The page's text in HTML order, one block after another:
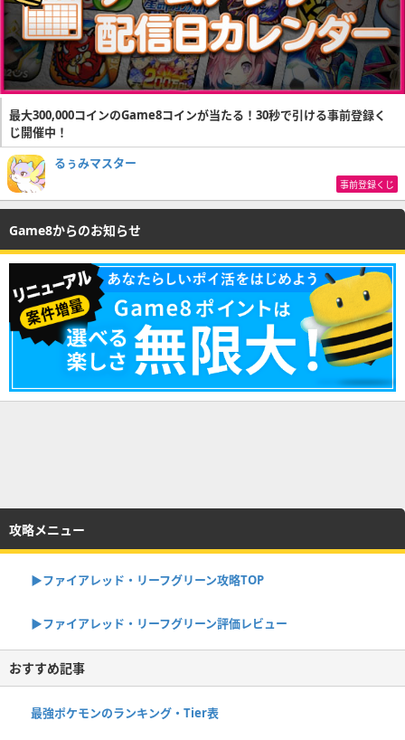
最大300,000コインのGame8コインが当たる！30秒で引ける事前登録く
じ開催中！
るぅみマスター
事前登録くじ
Game8からのお知らせ
攻略メニュー
▶︎ファイアレッド・リーフグリーン攻略TOP
▶︎ファイアレッド・リーフグリーン評価レビュー
おすすめ記事
最強ポケモンのランキング・Tier表